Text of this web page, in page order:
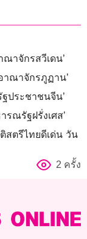
าจักรสวีเดน’
าณาจักรภูฏาน’
ประชาชนจีน’
ณรัฐฝรั่งเศส’
สตรีไทยดีเด่น วัน
2 ครั้ง